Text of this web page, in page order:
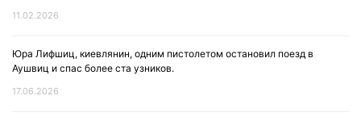
11.02.2026
Юра Лифшиц, киевлянин, одним пистолетом остановил поезд в
Аушвиц и спас более ста узников.
17.06.2026